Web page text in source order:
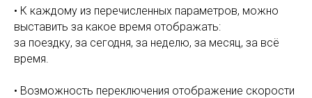
• К каждому из перечисленных параметров, можно
выставить за какое время отображать:
за поездку, за сегодня, за неделю, за месяц, за всё
время.
• Возможность переключения отображение скорости